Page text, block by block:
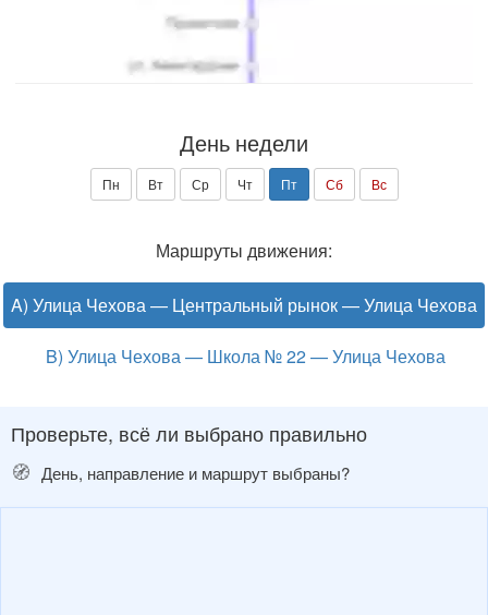
День недели
Пн Вт Ср Чт Пт Сб Вс
Маршруты движения:
A) Улица Чехова — Центральный рынок — Улица Чехова
B) Улица Чехова — Школа № 22 — Улица Чехова
Проверьте, всё ли выбрано правильно
🧭 День, направление и маршрут выбраны?